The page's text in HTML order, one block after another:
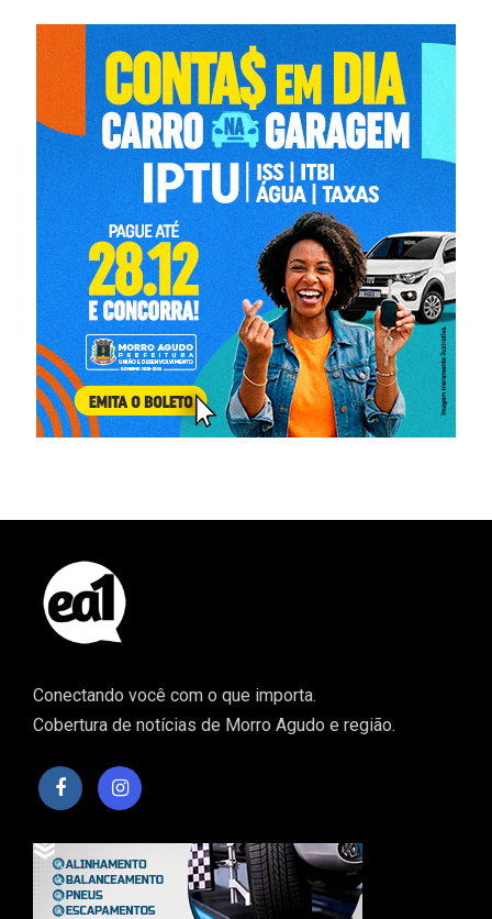
Conectando você com o que importa.
Cobertura de notícias de Morro Agudo e região.